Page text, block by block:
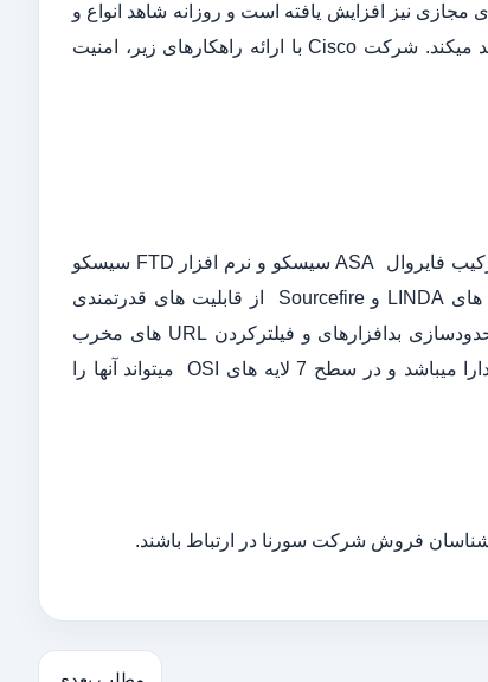
مجازی نیز افزایش یافته است و روزانه شاهد انواع و
اقسام تهدیدات گوناگون و پیشرفته تری هستیم که امنیت افراد و سازمان ها را تهدید میکند. شرکت Cisco با ارائه راهکارهای زیر، امنیت
فایروال سیسکو فایرپاور که جزء نسل جدید فایروال ها (NGFW) بحساب می آید از ترکیب فایروال ASA سیسکو و نرم افزار FTD سیسکو
تشکیل شده است. نرم افزار Firepower Threat Defense با یکپارچه سازی قابلیت های LINDA و Sourcefire از قابلیت های قدرتمندی
همانند کنترل اپلیکیشن ها، جلوگیری از نفوذ، نظارت بر ترافیک رمزنگاری شده و محدودسازی بدافزارهای و فیلترکردن URL های مخرب
پشتیبانی میکند این فایروال قابلیت کنترل برروی بیش از 4000 نرم افزار تجاری را دارا میباشد و در سطح 7 لایه های OSI میتواند آنها را
فروش شرکت سورنا در ارتباط باشند.